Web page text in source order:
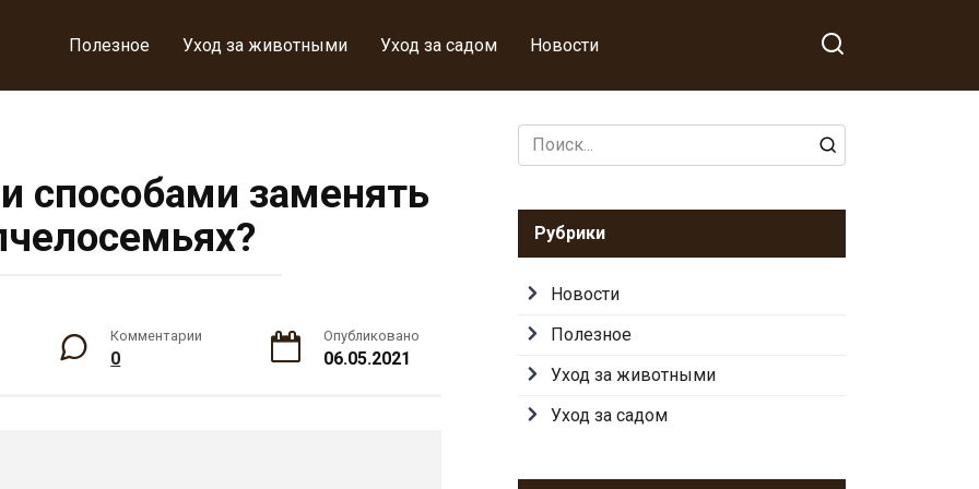
Полезное Уход за животными Уход за садом Новости
способами заменять
Комментарии
0
Опубликовано
06.05.2021
Search
for:
Рубрики
Новости
Полезное
Уход за животными
Уход за садом